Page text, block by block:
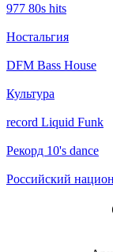
977 80s hits
Ностальгия
DFM Bass House
Культура
record Liquid Funk
Рекорд 10's dance
Российский